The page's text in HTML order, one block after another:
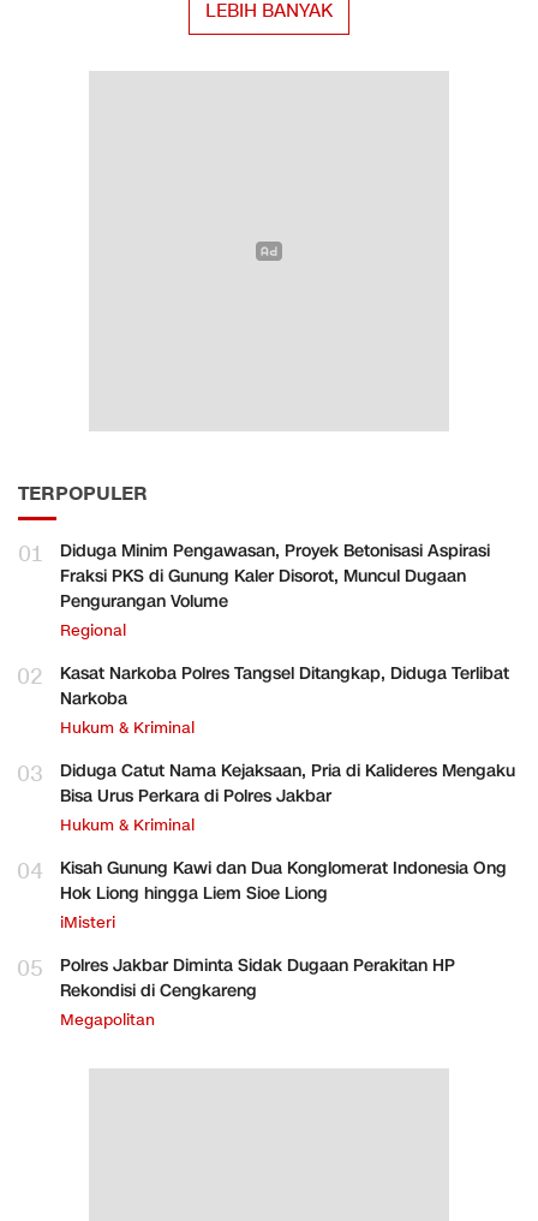
LEBIH BANYAK
TERPOPULER
01
Diduga Minim Pengawasan, Proyek Betonisasi Aspirasi
Fraksi PKS di Gunung Kaler Disorot, Muncul Dugaan
Pengurangan Volume
Regional
02
Kasat Narkoba Polres Tangsel Ditangkap, Diduga Terlibat
Narkoba
Hukum & Kriminal
03
Diduga Catut Nama Kejaksaan, Pria di Kalideres Mengaku
Bisa Urus Perkara di Polres Jakbar
Hukum & Kriminal
04
Kisah Gunung Kawi dan Dua Konglomerat Indonesia Ong
Hok Liong hingga Liem Sioe Liong
iMisteri
05
Polres Jakbar Diminta Sidak Dugaan Perakitan HP
Rekondisi di Cengkareng
Megapolitan